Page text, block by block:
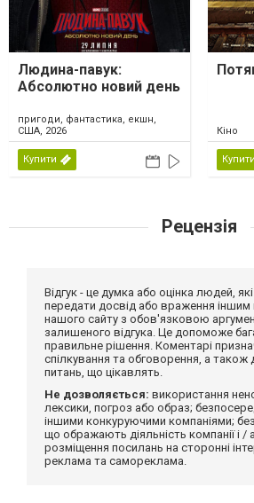
Людина-павук:
Абсолютно новий день
пригоди, фантастика, екшн,
США, 2026
Купити
Кіно
Купити
Рецензія
Відгук - це думка або оцінка людей,
передати досвід або враження іншим
нашого сайту з обов'язковою
залишеного відгука. Це допоможе
правильне рішення. Коментарі
спілкування та обговорення, а також
питань, що цікавлять.
Не дозволяється: використання
лексики, погроз або образ;
іншими конкуруючими компаніями;
що ображають діяльність компанії і /
розміщення посилань на сторонні
реклама та самореклама.